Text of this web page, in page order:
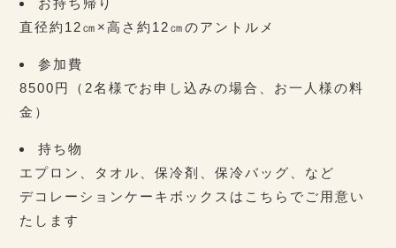
直径約12㎝×高さ約12㎝のアントルメ
参加費
8500円（2名様でお申し込みの場合、お一人様の料
金）
持ち物
エプロン、タオル、保冷剤、保冷バッグ、など
デコレーションケーキボックスはこちらでご用意い
たします